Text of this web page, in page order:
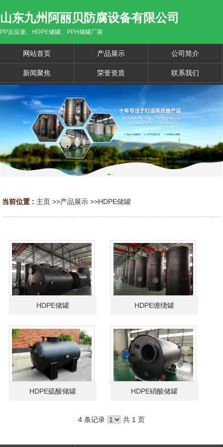
山东九州阿丽贝防腐设备有限公司
PP反应釜、HDPE储罐、PPH储罐厂家
网站首页 产品展示 公司简介
新闻聚焦 荣誉资质 联系我们
当前位置 : 主页 >>产品展示 >>HDPE储罐
HDPE储罐 HDPE缠绕罐
HDPE硫酸储罐 HDPE硝酸储罐
4 条记录 共 1 页